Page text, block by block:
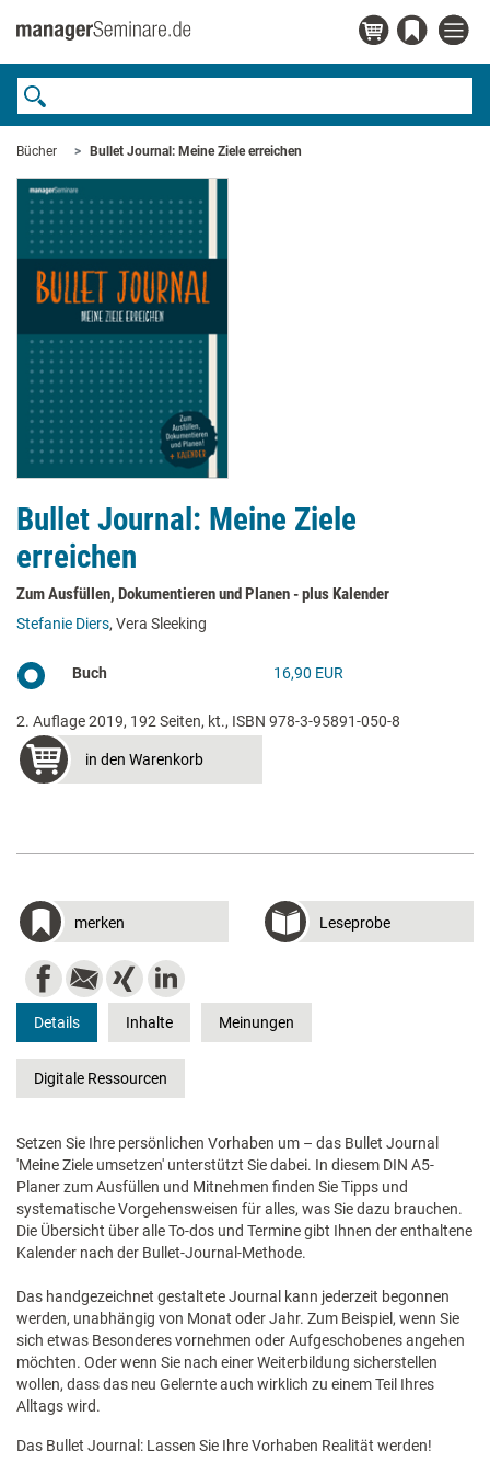
Bücher Bullet Journal: Meine Ziele erreichen
Bullet Journal: Meine Ziele
erreichen
Zum Ausfüllen, Dokumentieren und Planen - plus Kalender
Stefanie Diers, Vera Sleeking
Buch 16,90 EUR
2. Auflage 2019, 192 Seiten, kt., ISBN 978-3-95891-050-8
in den Warenkorb
merken Leseprobe
Details Inhalte Meinungen
Digitale Ressourcen
Setzen Sie Ihre persönlichen Vorhaben um – das Bullet Journal
'Meine Ziele umsetzen' unterstützt Sie dabei. In diesem DIN A5-
Planer zum Ausfüllen und Mitnehmen finden Sie Tipps und
systematische Vorgehensweisen für alles, was Sie dazu brauchen.
Die Übersicht über alle To-dos und Termine gibt Ihnen der enthaltene
Kalender nach der Bullet-Journal-Methode.
Das handgezeichnet gestaltete Journal kann jederzeit begonnen
werden, unabhängig von Monat oder Jahr. Zum Beispiel, wenn Sie
sich etwas Besonderes vornehmen oder Aufgeschobenes angehen
möchten. Oder wenn Sie nach einer Weiterbildung sicherstellen
wollen, dass das neu Gelernte auch wirklich zu einem Teil Ihres
Alltags wird.
Das Bullet Journal: Lassen Sie Ihre Vorhaben Realität werden!